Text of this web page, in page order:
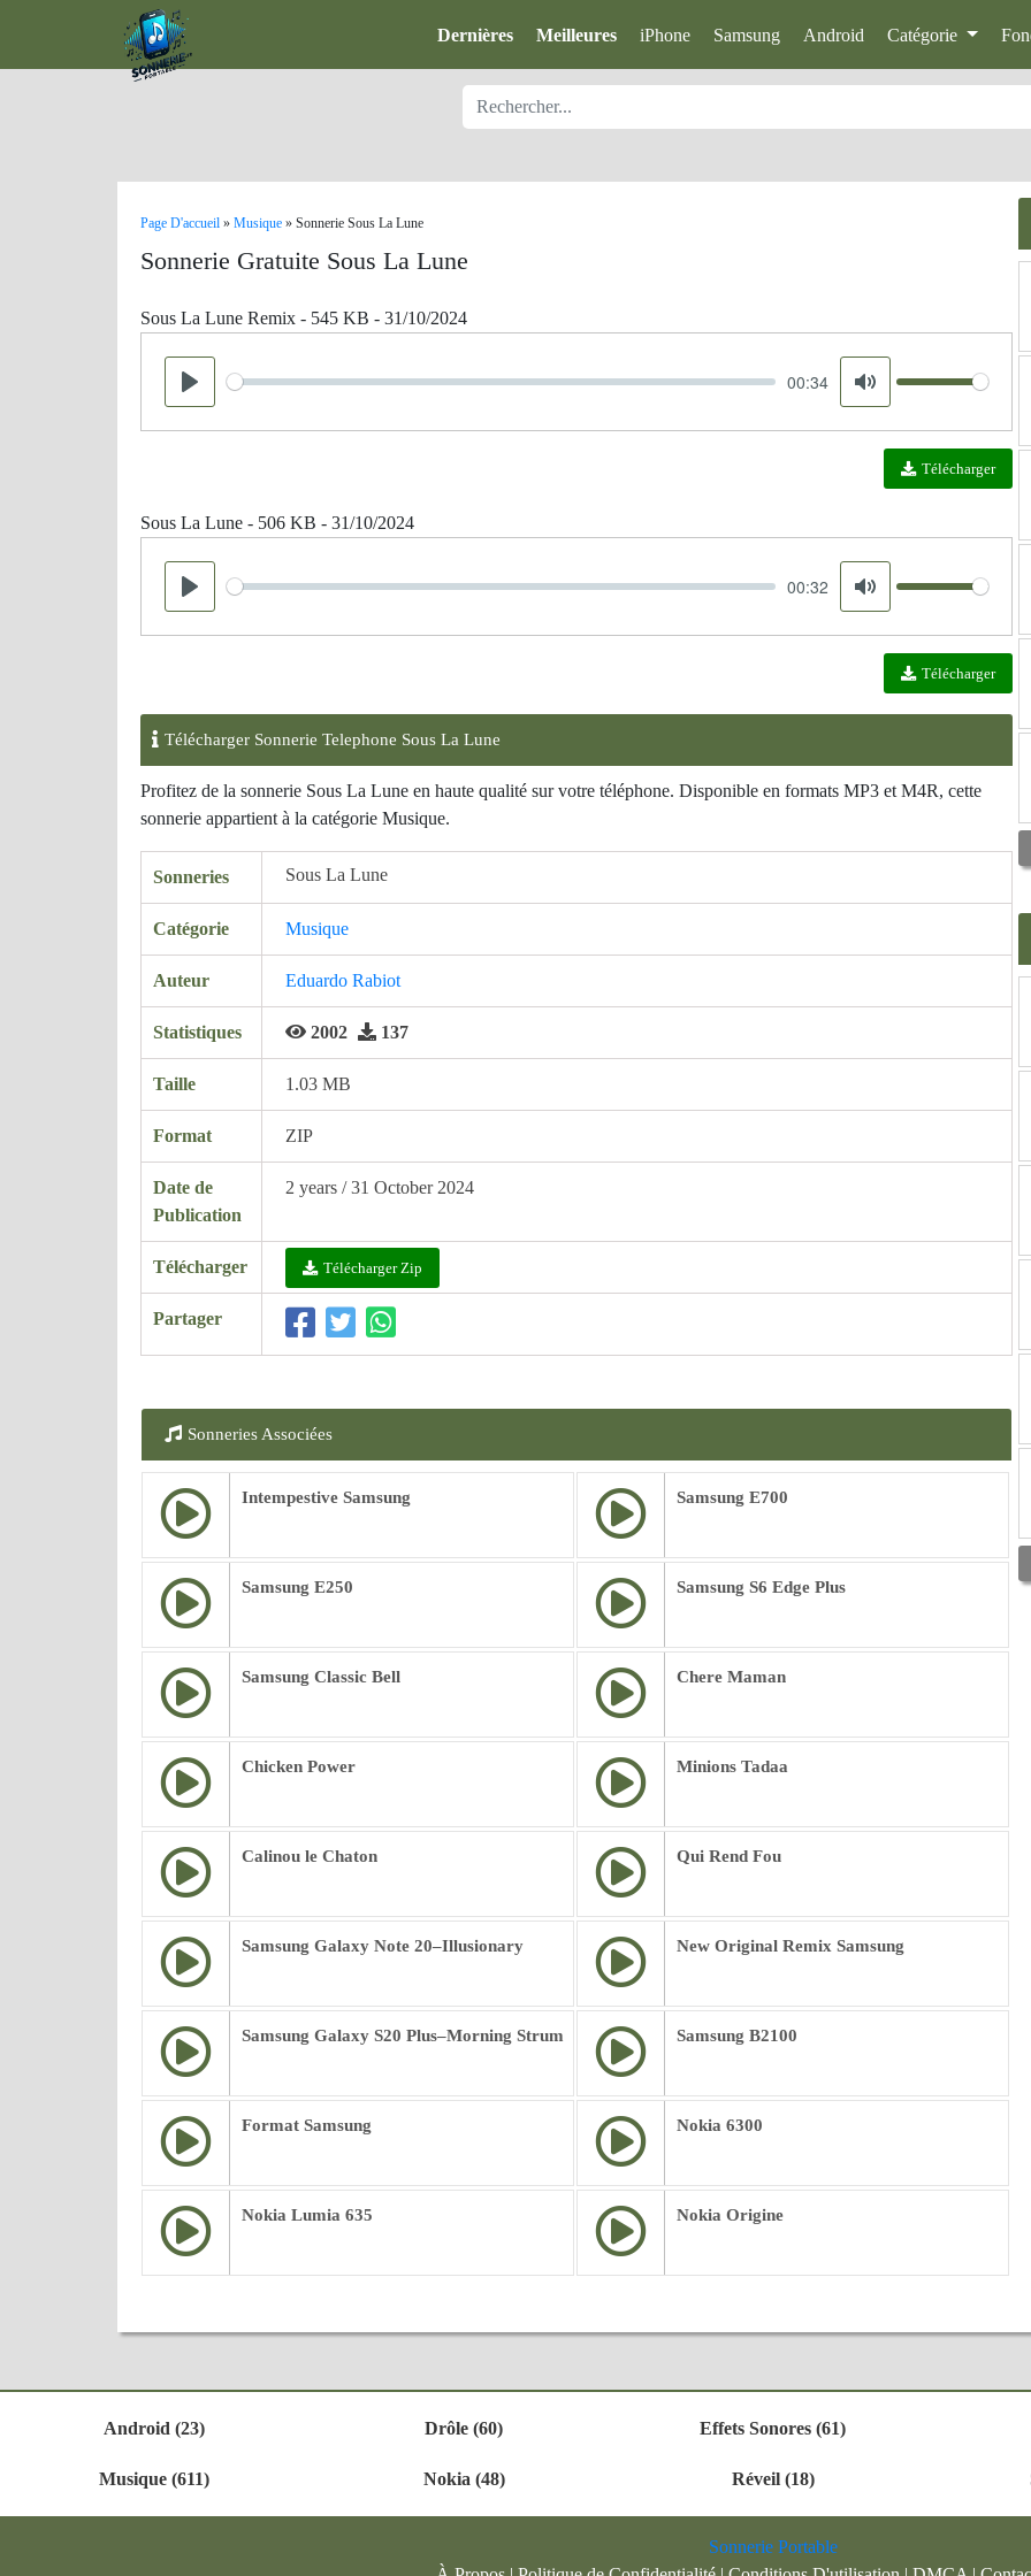
Dernières Meilleures iPhone Samsung Android Catégorie
Page D'accueil » Musique » Sonnerie Sous La Lune
Sonnerie Gratuite Sous La Lune
Sous La Lune Remix - 545 KB - 31/10/2024
Play
Seek 00:34
Mute
Volume
Télécharger
Sous La Lune - 506 KB - 31/10/2024
Play
Seek 00:32
Mute
Volume
Télécharger
Télécharger Sonnerie Telephone Sous La Lune
Profitez de la sonnerie Sous La Lune en haute qualité sur votre téléphone. Disponible en formats MP3 et M4R, cette
sonnerie appartient à la catégorie Musique.
Sonneries Sous La Lune
Catégorie Musique
Auteur Eduardo Rabiot
Statistiques 2002 137
Taille 1.03 MB
Format ZIP
Date de
Publication
2 years / 31 October 2024
Télécharger Télécharger Zip
Partager
Sonneries Associées
Intempestive Samsung Samsung E700
Samsung E250 Samsung S6 Edge Plus
Samsung Classic Bell Chere Maman
Chicken Power Minions Tadaa
Calinou le Chaton Qui Rend Fou
Samsung Galaxy Note 20–Illusionary New Original Remix Samsung
Samsung Galaxy S20 Plus–Morning Strum Samsung B2100
Format Samsung Nokia 6300
Nokia Lumia 635 Nokia Origine
Android (23) Drôle (60) Effets Sonores (61)
Musique (611) Nokia (48) Réveil (18)
Sonnerie Portable